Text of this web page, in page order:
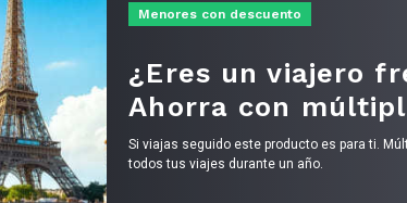
Menores con descuento
¿Eres un viajero
Ahorra con
Si viajas seguido este producto es para ti.
todos tus viajes durante un año.